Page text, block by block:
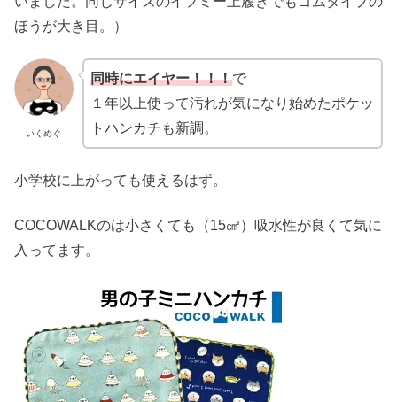
ほうが大き目。）
いくめぐ
同時にエイヤー！！！で
１年以上使って汚れが気になり始めたポケッ
トハンカチも新調。
小学校に上がっても使えるはず。
COCOWALKのは小さくても（15㎠）吸水性が良くて気に
入ってます。